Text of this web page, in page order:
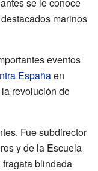
marinos
eventos
Españaen
revolución de
Fue subdirector
y de la Escuela
blindada